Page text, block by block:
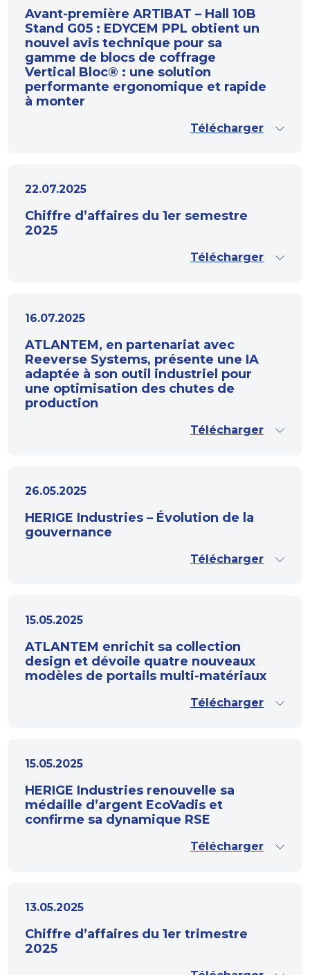
Avant-première ARTIBAT – Hall 10B
Stand G05 : EDYCEM PPL obtient un
nouvel avis technique pour sa
gamme de blocs de coffrage
Vertical Bloc® : une solution
performante ergonomique et rapide
à monter
Télécharger
22.07.2025
Chiffre d’affaires du 1er semestre
2025
Télécharger
16.07.2025
ATLANTEM, en partenariat avec
Reeverse Systems, présente une IA
adaptée à son outil industriel pour
une optimisation des chutes de
production
Télécharger
26.05.2025
HERIGE Industries – Évolution de la
gouvernance
Télécharger
15.05.2025
ATLANTEM enrichit sa collection
design et dévoile quatre nouveaux
modèles de portails multi-matériaux
Télécharger
15.05.2025
HERIGE Industries renouvelle sa
médaille d’argent EcoVadis et
confirme sa dynamique RSE
Télécharger
13.05.2025
Chiffre d’affaires du 1er trimestre
2025